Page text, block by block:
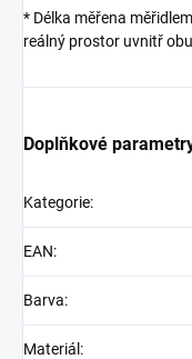
* Délka měřena
reálný prostor uvnitř
Doplňkové
Kategorie:
EAN:
Barva:
Materiál :